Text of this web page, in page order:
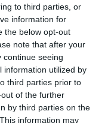
to third parties, or
information for
the below opt-out
note that after your
continue seeing
information utilized by
third parties prior to
of the further
by third parties on the
information may
az ügynökség
teljesen